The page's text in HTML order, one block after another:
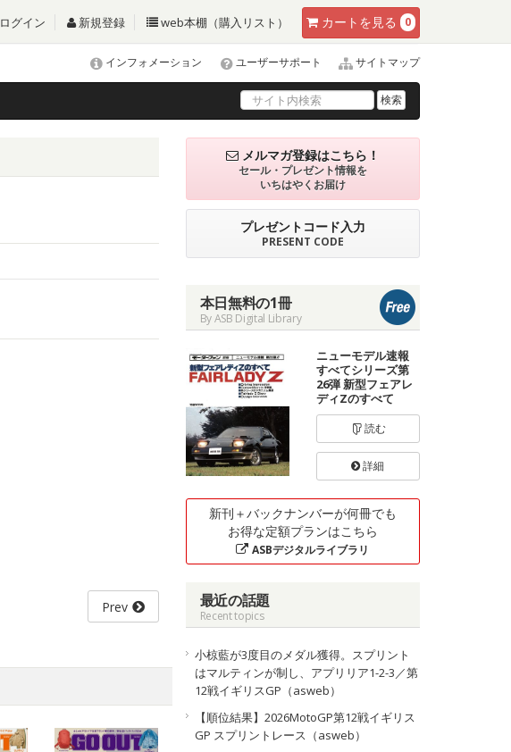
カート を見る 0
ログイン 新規登録 web本棚（購入リスト）
インフォメーション ユーザーサポート サイトマップ
検索
Prev
メルマガ登録はこちら！
セール・プレゼント情報を
いちはやくお届け
プレゼントコード入力
PRESENT CODE
本日無料の1冊
By ASB Digital Library
ニューモデル速報
すべてシリーズ第
26弾 新型フェアレ
ディZのすべて
読む
詳細
新刊＋バックナンバーが何冊でも
お得な定額プランはこちら
ASBデジタルライブラリ
最近の話題
Recent topics
小椋藍が3度目のメダル獲得。スプリント
はマルティンが制し、アプリリア1-2-3／第
12戦イギリスGP（asweb）
【順位結果】2026MotoGP第12戦イギリス
GP スプリントレース（asweb）